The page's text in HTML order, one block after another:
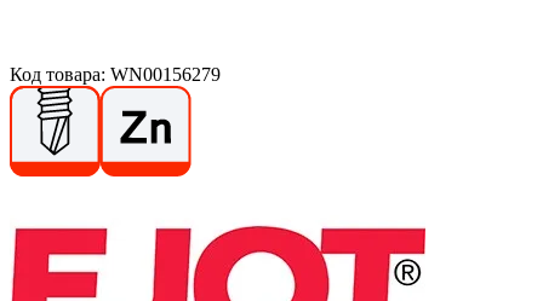
Код товара: WN00156279